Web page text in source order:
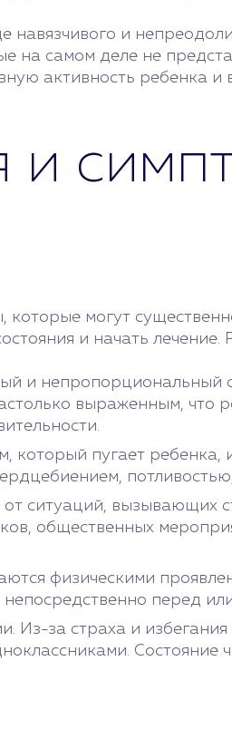
навязчивого и
на самом деле не
активность ребенка и
и
которые могут
и начать
и
выраженным, что
который пугает
от ситуаций,
общественных
физическими
перед или
Из-за страха и